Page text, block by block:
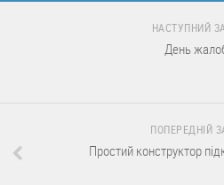
НАСТУПНИЙ
День
ПОПЕРЕДНІЙ
Простий конструктор